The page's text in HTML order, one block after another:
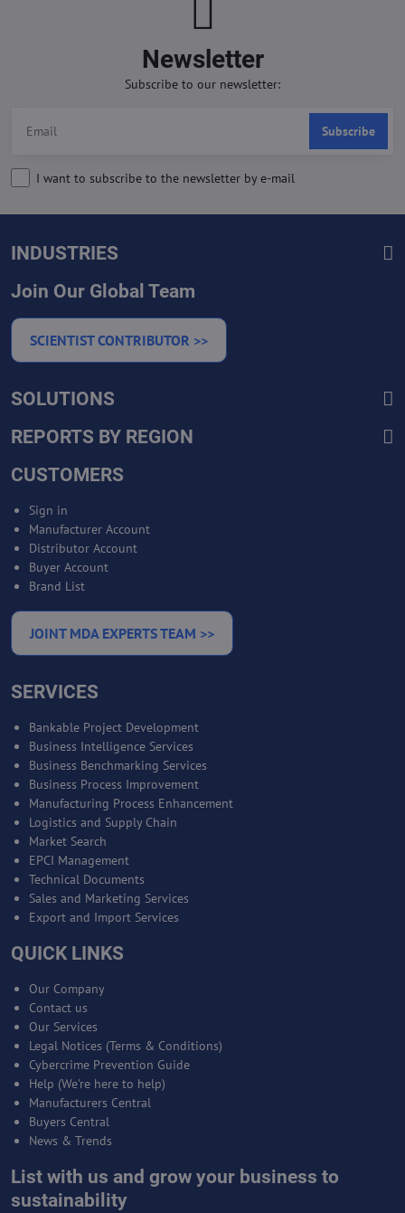
Newsletter
Subscribe to our newsletter:
Subscribe
I want to subscribe to the newsletter by e-mail
INDUSTRIES
Join Our Global Team
SCIENTIST CONTRIBUTOR >>
SOLUTIONS
REPORTS BY REGION
CUSTOMERS
Sign in
Manufacturer Account
Distributor Account
Buyer Account
Brand List
JOINT MDA EXPERTS TEAM >>
SERVICES
Bankable Project Development
Business Intelligence Services
Business Benchmarking Services
Business Process Improvement
Manufacturing Process Enhancement
Logistics and Supply Chain
Market Search
EPCI Management
Technical Documents
Sales and Marketing Services
Export and Import Services
QUICK LINKS
Our Company
Contact us
Our Services
Legal Notices (Terms & Conditions)
Cybercrime Prevention Guide
Help (We're here to help)
Manufacturers Central
Buyers Central
News & Trends
List with us and grow your business to
sustainability